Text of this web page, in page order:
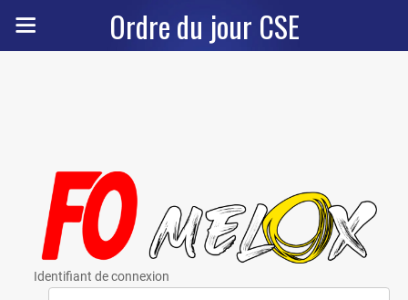
Ordre du jour CSE
Identifiant de connexion